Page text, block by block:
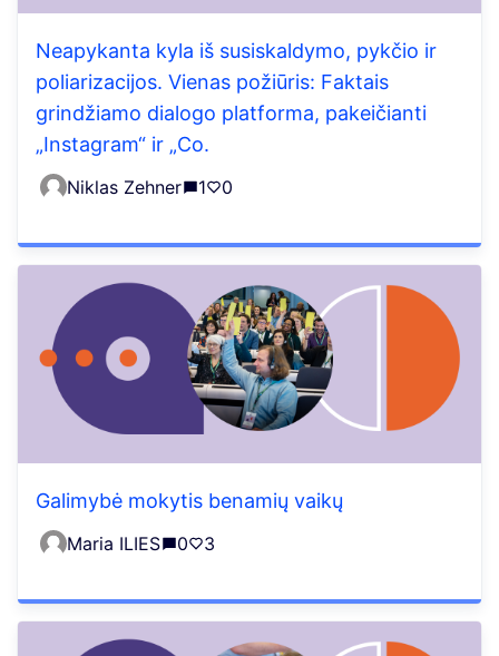
Neapykanta kyla iš susiskaldymo, pykčio ir
poliarizacijos. Vienas požiūris: Faktais
grindžiamo dialogo platforma, pakeičianti
„Instagram“ ir „Co.
Niklas Zehner 1 0
Galimybė mokytis benamių vaikų
Maria ILIES 0 3